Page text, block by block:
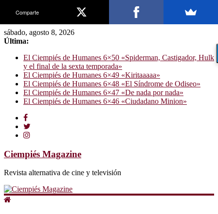
sábado, agosto 8, 2026
Última:
El Ciempiés de Humanes 6×50 «Spiderman, Castigador, Hulk
y el final de la sexta temporada»
El Ciempiés de Humanes 6×49 «Kiritaaaaa»
El Ciempiés de Humanes 6×48 «El Síndrome de Odiseo»
El Ciempiés de Humanes 6×47 «De nada por nada»
El Ciempiés de Humanes 6×46 «Ciudadano Minion»
Ciempiés Magazine
Revista alternativa de cine y televisión
Comparte